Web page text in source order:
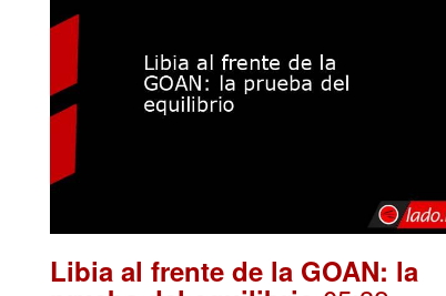
Libia al frente de la GOAN: la